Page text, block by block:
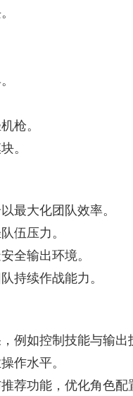
枪。
。
最大化团队效率。
伍压力。
全输出环境。
持续作战能力。
例如控制技能与输出
作水平。
荐功能，优化角色配